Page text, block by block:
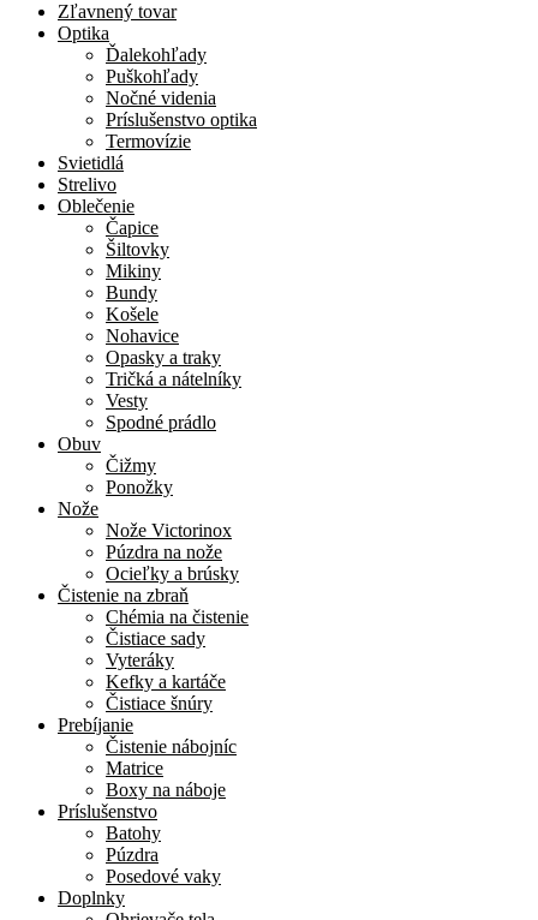
Zľavnený tovar
Optika
Ďalekohľady
Puškohľady
Nočné videnia
Príslušenstvo optika
Termovízie
Svietidlá
Strelivo
Oblečenie
Čapice
Šiltovky
Mikiny
Bundy
Košele
Nohavice
Opasky a traky
Tričká a nátelníky
Vesty
Spodné prádlo
Obuv
Čižmy
Ponožky
Nože
Nože Victorinox
Púzdra na nože
Ocieľky a brúsky
Čistenie na zbraň
Chémia na čistenie
Čistiace sady
Vyteráky
Kefky a kartáče
Čistiace šnúry
Prebíjanie
Čistenie nábojníc
Matrice
Boxy na náboje
Príslušenstvo
Batohy
Púzdra
Posedové vaky
Doplnky